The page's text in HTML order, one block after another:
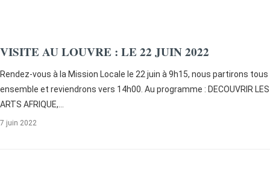
VISITE AU LOUVRE : LE 22 JUIN 2022
Rendez-vous à la Mission Locale le 22 juin à 9h15, nous partirons tous
ensemble et reviendrons vers 14h00. Au programme : DECOUVRIR LES
ARTS AFRIQUE,…
7 juin 2022